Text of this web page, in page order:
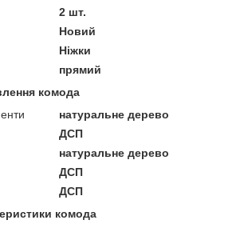
2 шт.
Новий
Ніжки
прямий
комода
натуральне дерево
ДСП
натуральне дерево
ДСП
ДСП
комода